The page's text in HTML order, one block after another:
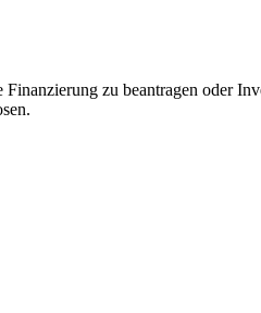
zu beantragen oder